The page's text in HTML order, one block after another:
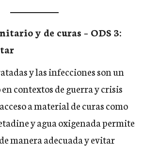
y de curas – ODS 3:
y las infecciones son un
contextos de guerra y crisis
a material de curas como
y agua oxigenada permite
manera adecuada y evitar